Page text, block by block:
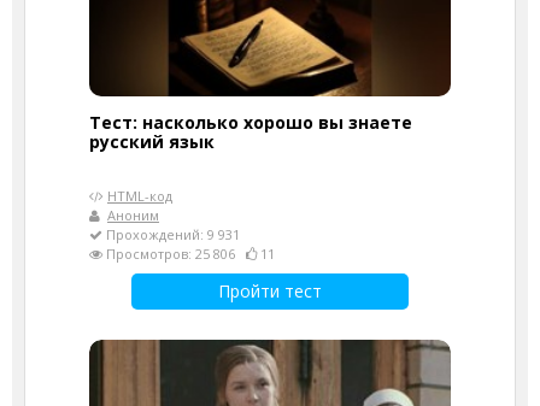
Тест: насколько хорошо вы знаете
русский язык
HTML-код
Аноним
Прохождений: 9 931
Просмотров: 25 806
11
Пройти тест